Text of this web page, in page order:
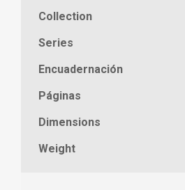
Collection
Series
Encuadernación
Páginas
Dimensions
Weight